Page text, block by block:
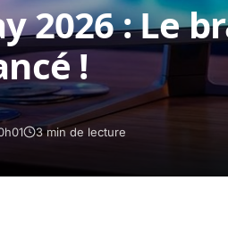
2026 : Le
!
3 min de lecture